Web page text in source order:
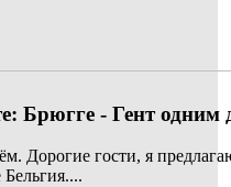
Брюгге - Гент одним
Дорогие гости, я